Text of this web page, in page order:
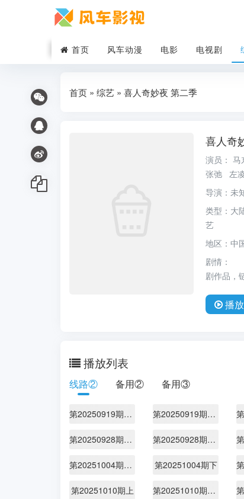
首页 风车动漫 电影 电视剧
首页 » 综艺 » 喜人奇妙夜 第二季
喜人奇
演员： 马
张弛 左
导演： 未
类型： 大
艺
地区： 中
剧情：
剧作品，
播放
播放列表
线路② 备用② 备用③
第20250919期团长抢人特辑 第20250919期先导1
第20250928期第1期不好笑惩罚室 第20250928期第1期展演版
第20251004期团长密谋合集 第20251004期下
第20251010期上 第20251010期上纯享版